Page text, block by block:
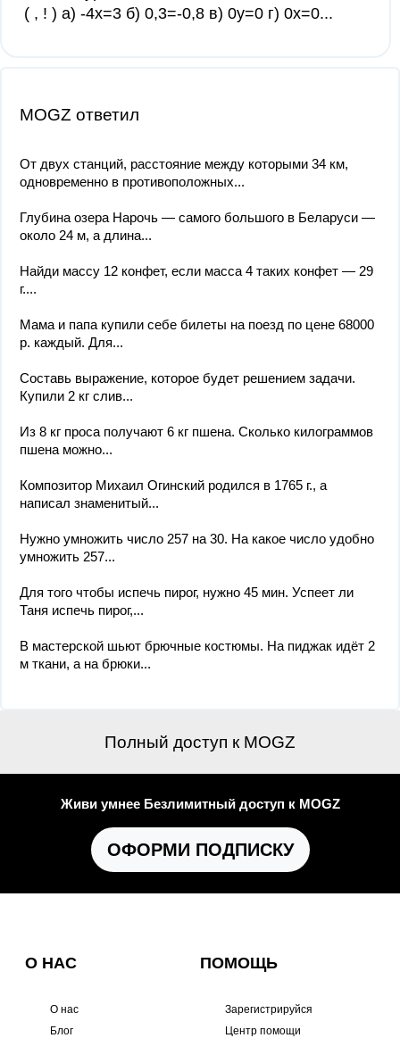
( , ! ) а) -4х=3 б) 0,3=-0,8 в) 0у=0 г) 0х=0...
MOGZ ответил
От двух станций, расстояние между которыми 34 км,
одновременно в противоположных...
Глубина озера Нарочь — самого большого в Беларуси —
около 24 м, а длина...
Найди массу 12 конфет, если масса 4 таких конфет — 29
г....
Мама и папа купили себе билеты на поезд по цене 68000
р. каждый. Для...
Составь выражение, которое будет решением задачи.
Купили 2 кг слив...
Из 8 кг проса получают 6 кг пшена. Сколько килограммов
пшена можно...
Композитор Михаил Огинский родился в 1765 г., а
написал знаменитый...
Нужно умножить число 257 на 30. На какое число удобно
умножить 257...
Для того чтобы испечь пирог, нужно 45 мин. Успеет ли
Таня испечь пирог,...
В мастерской шьют брючные костюмы. На пиджак идёт 2
м ткани, а на брюки...
Полный доступ к MOGZ
Живи умнее Безлимитный доступ к MOGZ
ОФОРМИ ПОДПИСКУ
О НАС
О нас
Блог
ПОМОЩЬ
Зарегистрируйся
Центр помощи